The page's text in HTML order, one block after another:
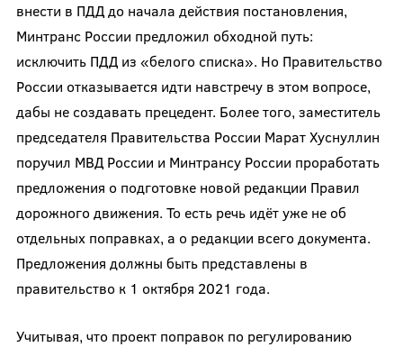
внести в ПДД до начала действия постановления,
Минтранс России предложил обходной путь:
исключить ПДД из «белого списка». Но Правительство
России отказывается идти навстречу в этом вопросе,
дабы не создавать прецедент. Более того, заместитель
председателя Правительства России Марат Хуснуллин
поручил МВД России и Минтрансу России проработать
предложения о подготовке новой редакции Правил
дорожного движения. То есть речь идёт уже не об
отдельных поправках, а о редакции всего документа.
Предложения должны быть представлены в
правительство к 1 октября 2021 года.
Учитывая, что проект поправок по регулированию